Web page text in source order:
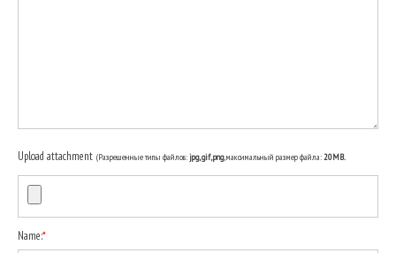
Upload attachment (Разрешенные типы файлов:jpg, gif, png, максимальный размер файла:20MB.
Name:*